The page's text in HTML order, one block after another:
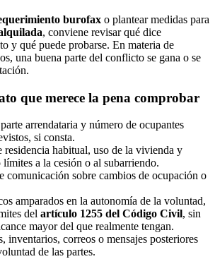
burofax o plantear medidas para
, conviene revisar qué dice
y qué puede probarse. En materia de
una buena parte del conflicto se gana o se
que merece la pena comprobar
arrendataria y número de ocupantes
si consta.
residencia habitual, uso de la vivienda y
a la cesión o al subarriendo.
comunicación sobre cambios de ocupación o
amparados en la autonomía de la voluntad,
del artículo 1255 del Código Civil, sin
mayor del que realmente tengan.
inventarios, correos o mensajes posteriores
de las partes.